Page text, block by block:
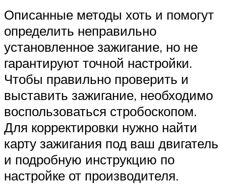
Описанные методы хоть и помогут
определить неправильно
установленное зажигание, но не
гарантируют точной настройки.
Чтобы правильно проверить и
выставить зажигание, необходимо
воспользоваться стробоскопом.
Для корректировки нужно найти
карту зажигания под ваш двигатель
и подробную инструкцию по
настройке от производителя.